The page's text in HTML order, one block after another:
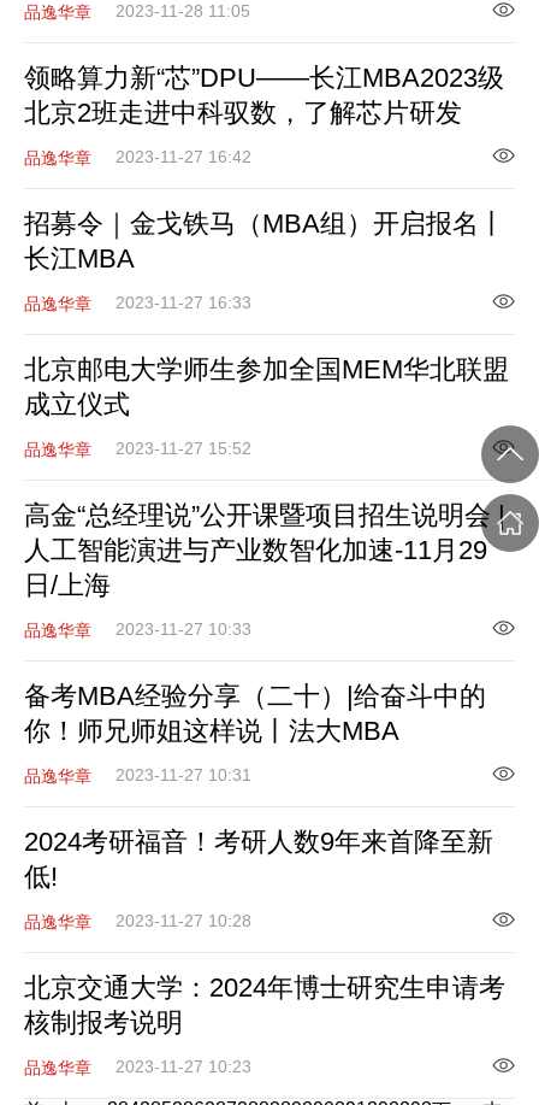
品逸华章 2023-11-28 11:05
领略算力新“芯”DPU——长江MBA2023级
北京2班走进中科驭数，了解芯片研发
品逸华章 2023-11-27 16:42
招募令｜金戈铁马（MBA组）开启报名丨
长江MBA
品逸华章 2023-11-27 16:33
北京邮电大学师生参加全国MEM华北联盟
成立仪式
品逸华章 2023-11-27 15:52
高金“总经理说”公开课暨项目招生说明会 |
人工智能演进与产业数智化加速-11月29
日/上海
品逸华章 2023-11-27 10:33
备考MBA经验分享（二十）|给奋斗中的
你！师兄师姐这样说丨法大MBA
品逸华章 2023-11-27 10:31
2024考研福音！考研人数9年来首降至新
低!
品逸华章 2023-11-27 10:28
北京交通大学：2024年博士研究生申请考
核制报考说明
品逸华章 2023-11-27 10:23